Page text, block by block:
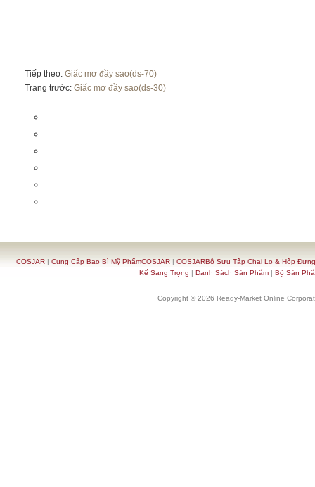
Tiếp theo: Giấc mơ đầy sao(ds-70)
Trang trước: Giấc mơ đầy sao(ds-30)
COSJAR| Cung Cấp Bao Bì Mỹ PhẩmCOSJAR| COSJARBộ Sưu Tập Chai Lọ & Hộp
Kế Sang Trọng | Danh Sách Sản Phẩm| Bộ Sản
Copyright © 2026 Ready-Market Online